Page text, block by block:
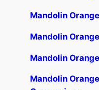
Mandolin
Mandolin
Mandolin
Mandolin